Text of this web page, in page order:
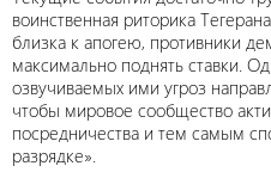
воинственная риторика
близка к апогею, противники
максимально поднять ставки.
озвучиваемых ими угроз
чтобы мировое сообщество
посредничества и тем самым
разрядке».